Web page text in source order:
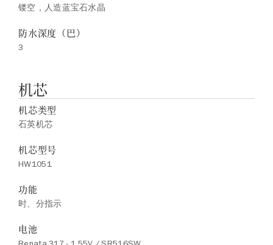
镂空，人造蓝宝石水晶
防水深度（巴）
3
机芯
机芯类型
石英机芯
机芯型号
HW1051
功能
时、分指示
电池